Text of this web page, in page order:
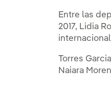
Entre las
2017, Lidia
Torres
Naiara